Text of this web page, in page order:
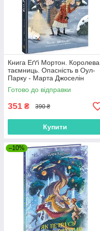
Книга Еґґі Мортон. Королева
таємниць. Опасність в Оул-
Парку - Марта Джоселін
(9786170971692)
Готово до відправки
351 ₴ 390 ₴
Купити
–10%